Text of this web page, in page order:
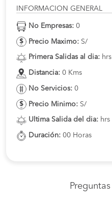
INFORMACION GENERAL
No Empresas: 0
Precio Maximo: S/
Primera Salidas al dia: hrs
Distancia: 0 Kms
No Servicios: 0
Precio Minimo: S/
Ultima Salida del dia: hrs
Duración: 00 Horas
Preguntas